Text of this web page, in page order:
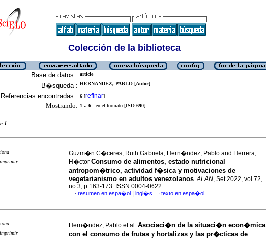
Colección de la biblioteca
Base de datos : article
B�squeda : HERNANDEZ, PABLO [Autor]
Referencias encontradas : 6 [refinar]
Mostrando: 1 .. 6 en el formato [ISO 690]
1
Guzm�n C�ceres, Ruth Gabriela, Hern�ndez, Pablo and Herrera,
H�ctor Consumo de alimentos, estado nutricional
antropom�trico, actividad f�sica y motivaciones de
vegetarianismo en adultos venezolanos.ALAN, Set 2022, vol.72,
no.3, p.163-173. ISSN 0004-0622
· resumen en espa�ol ingl�s · texto en espa�ol
Hern�ndez, Pablo et al. Asociaci�n de la situaci�n econ�mica
con el consumo de frutas y hortalizas y las pr�cticas de